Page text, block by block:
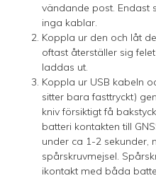
vändande post. Endast
inga kablar.
Koppla ur den och låt
oftast återställer sig
laddas ut.
Koppla ur USB kabeln
sitter bara fasttryckt)
kniv försiktigt få
batteri kontakten till
under ca 1-2 sekunder,
spårskruvmejsel.
ikontakt med båda